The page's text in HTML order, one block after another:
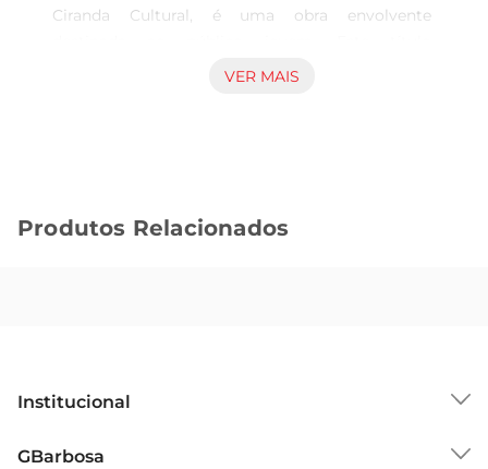
Ciranda Cultural, é uma obra envolvente
transporta os leitores para o universo lúdico da
Exploração e Descobertas Com ilustrações
explorar os benefícios do esporte, como a
da saúde, tudo de maneira divertida e acessível.
VER MAIS
Produtos Relacionados
Institucional
GBarbosa